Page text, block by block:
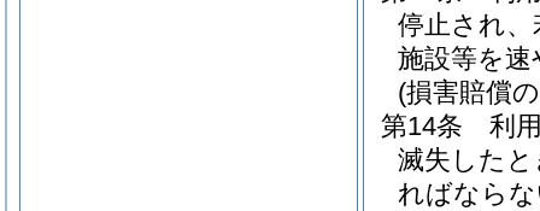
停止され
施設等を
(損害賠償
第14条
利
滅失した
ればなら